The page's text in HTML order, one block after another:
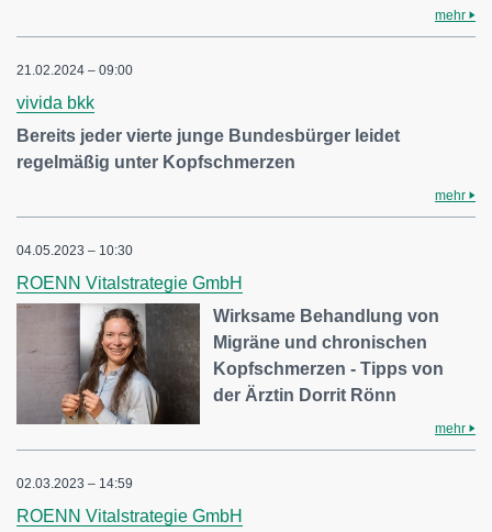
mehr
21.02.2024 – 09:00
vivida bkk
Bereits jeder vierte junge Bundesbürger leidet
regelmäßig unter Kopfschmerzen
mehr
04.05.2023 – 10:30
ROENN Vitalstrategie GmbH
Wirksame Behandlung von
Migräne und chronischen
Kopfschmerzen - Tipps von
der Ärztin Dorrit Rönn
mehr
02.03.2023 – 14:59
ROENN Vitalstrategie GmbH